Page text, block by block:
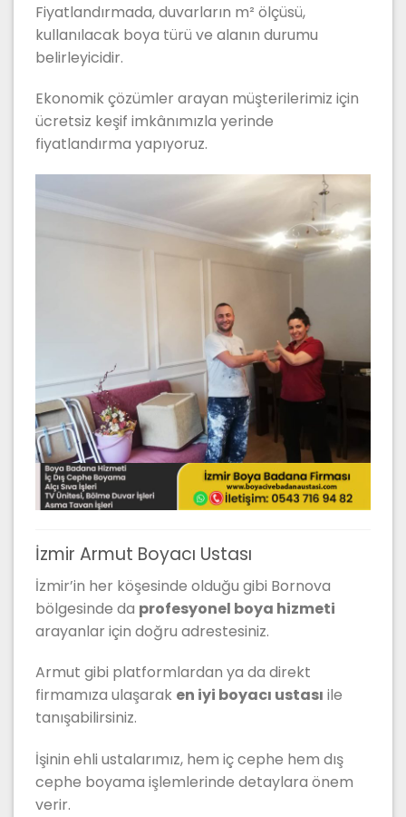
Fiyatlandırmada, duvarların m² ölçüsü,
kullanılacak boya türü ve alanın durumu
belirleyicidir.
Ekonomik çözümler arayan müşterilerimiz için
ücretsiz keşif imkânımızla yerinde
fiyatlandırma yapıyoruz.
İzmir Armut Boyacı Ustası
İzmir’in her köşesinde olduğu gibi Bornova
bölgesinde da profesyonel boya hizmeti
arayanlar için doğru adrestesiniz.
Armut gibi platformlardan ya da direkt
firmamıza ulaşarak en iyi boyacı ustası ile
tanışabilirsiniz.
İşinin ehli ustalarımız, hem iç cephe hem dış
cephe boyama işlemlerinde detaylara önem
verir.